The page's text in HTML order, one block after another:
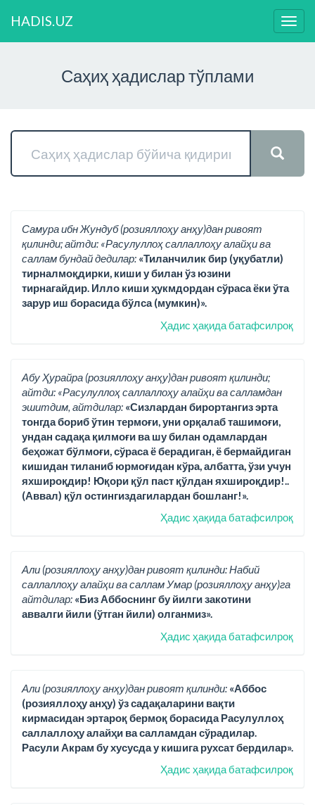
HADIS.UZ
Саҳиҳ ҳадислар тўплами
Самура ибн Жундуб (розияллоҳу анҳу)дан ривоят
қилинди; айтди: «Расулуллоҳ саллаллоҳу алайҳи ва
саллам бундай дедилар: «Тиланчилик бир (уқубатли)
тирналмоқдирки, киши у билан ўз юзини
тирнагайдир. Илло киши ҳукмдордан сўраса ёки ўта
зарур иш борасида бўлса (мумкин)».
Ҳадис ҳақида батафсилроқ
Абу Ҳурайра (розияллоҳу анҳу)дан ривоят қилинди;
айтди: «Расулуллоҳ саллаллоҳу алайҳи ва салламдан
эшитдим, айтдилар: «Сизлардан бирортангиз эрта
тонгда бориб ўтин термоғи, уни орқалаб ташимоғи,
ундан садақа қилмоғи ва шу билан одамлардан
беҳожат бўлмоғи, сўраса ё берадиган, ё бермайдиган
кишидан тиланиб юрмоғидан кўра, албатта, ўзи учун
яхшироқдир! Юқори қўл паст қўлдан яхшироқдир!..
(Аввал) қўл остингиздагилардан бошланг!».
Ҳадис ҳақида батафсилроқ
Али (розияллоҳу анҳу)дан ривоят қилинди: Набий
саллаллоҳу алайҳи ва саллам Умар (розияллоҳу анҳу)га
айтдилар: «Биз Аббоснинг бу йилги закотини
аввалги йили (ўтган йили) олганмиз».
Ҳадис ҳақида батафсилроқ
Али (розияллоҳу анҳу)дан ривоят қилинди: «Аббос
(розияллоҳу анҳу) ўз садақаларини вақти
кирмасидан эртароқ бермоқ борасида Расулуллоҳ
саллаллоҳу алайҳи ва салламдан сўрадилар.
Расули Акрам бу хусусда у кишига рухсат бердилар».
Ҳадис ҳақида батафсилроқ